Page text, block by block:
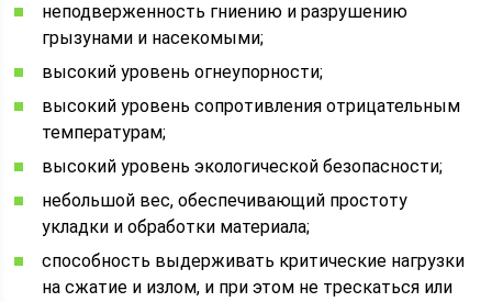
неподверженность гниению и разрушению
грызунами и насекомыми;
высокий уровень огнеупорности;
высокий уровень сопротивления отрицательным
температурам;
высокий уровень экологической безопасности;
небольшой вес, обеспечивающий простоту
укладки и обработки материала;
способность выдерживать критические нагрузки
на сжатие и излом, и при этом не трескаться или